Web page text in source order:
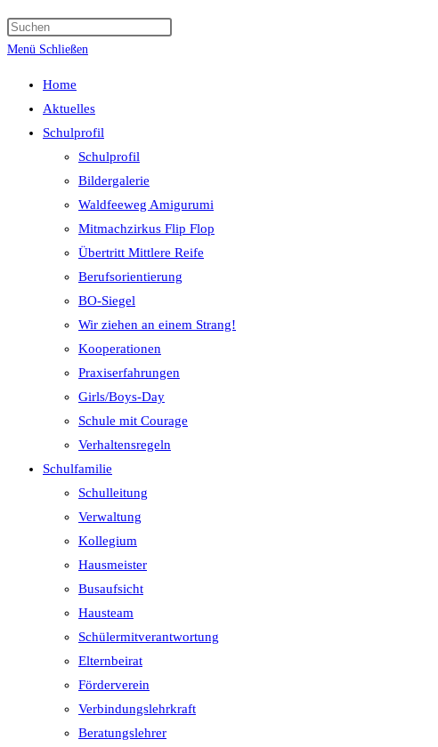
Menü Schließen
Home
Aktuelles
Schulprofil
Schulprofil
Bildergalerie
Waldfeeweg Amigurumi
Mitmachzirkus Flip Flop
Übertritt Mittlere Reife
Berufsorientierung
BO-Siegel
Wir ziehen an einem Strang!
Kooperationen
Praxiserfahrungen
Girls/Boys-Day
Schule mit Courage
Verhaltensregeln
Schulfamilie
Schulleitung
Verwaltung
Kollegium
Hausmeister
Busaufsicht
Hausteam
Schülermitverantwortung
Elternbeirat
Förderverein
Verbindungslehrkraft
Beratungslehrer